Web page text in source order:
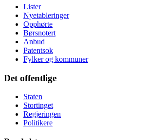
Lister
Nyetableringer
Opphørte
Børsnotert
Anbud
Patentsok
Fylker og kommuner
Det offentlige
Staten
Stortinget
Regjeringen
Politikere